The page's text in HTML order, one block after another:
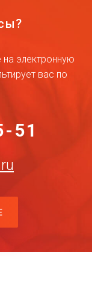
на электронную
вас по
51